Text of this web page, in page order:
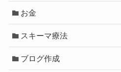
お金
スキーマ療法
ブログ作成